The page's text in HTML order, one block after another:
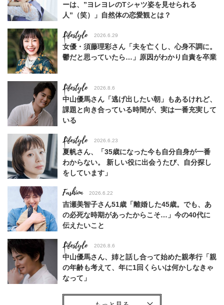
ーは、”ヨレヨレのTシャツ姿を見せられる
人”（笑）」自然体の恋愛観とは？
Lifestyle 2026.6.29
女優・須藤理彩さん「夫を亡くし、心身不調に。
鬱だと思っていたら…」原因がわかり自責を卒業
Lifestyle 2026.8.6
中山優馬さん「逃げ出したい朝」もあるけれど、
課題と向き合っている時間が、実は一番充実して
いる
Lifestyle 2026.6.23
夏帆さん、「35歳になった今も自分自身が一番
わからない。 新しい役に出会うたび、自分探し
をしています」
Fashion 2026.6.22
吉瀬美智子さん51歳「離婚した45歳。でも、あ
の必死な時期があったからこそ…」今の40代に
伝えたいこと
Lifestyle 2026.8.6
中山優馬さん、姉と話し合って始めた親孝行「親
の年齢も考えて、年に1回くらいは何かしなきゃ
なって」
Lifestyle